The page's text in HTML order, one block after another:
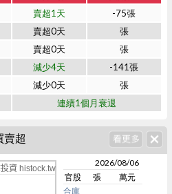
賣超1天
-75張
賣超0天
張
賣超0天
張
減少4天
-141張
減少0天
張
連續1個月衰退
賣超
資 histock.tw
2026/08/06
官股
張
萬元
合庫